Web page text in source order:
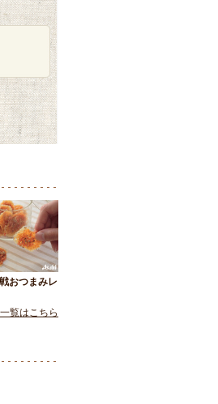
おつまみレ
覧はこちら